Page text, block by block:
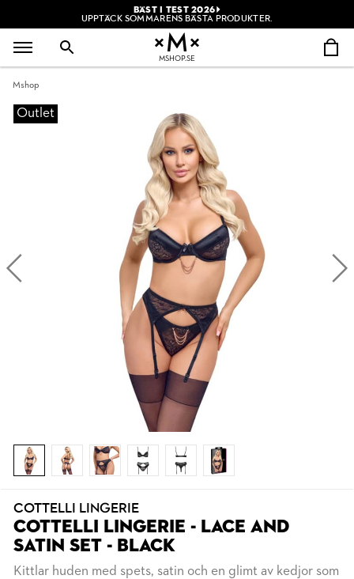
BÄST I TEST 2026
UPPTÄCK SOMMARENS BÄSTA PRODUKTER.
MSHOP.SE
Mshop
Outlet
COTTELLI LINGERIE
COTTELLI LINGERIE - LACE AND
SATIN SET - BLACK
Kittlar huden med spets, satin och en glimt av kedjor som